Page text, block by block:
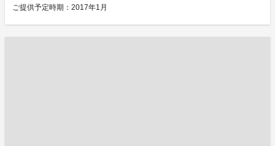
ご提供予定時期：2017年1月